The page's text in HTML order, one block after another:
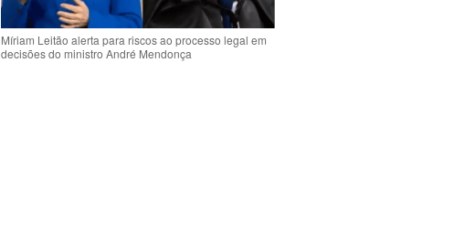
Míriam Leitão alerta para riscos ao processo legal em
decisões do ministro André Mendonça